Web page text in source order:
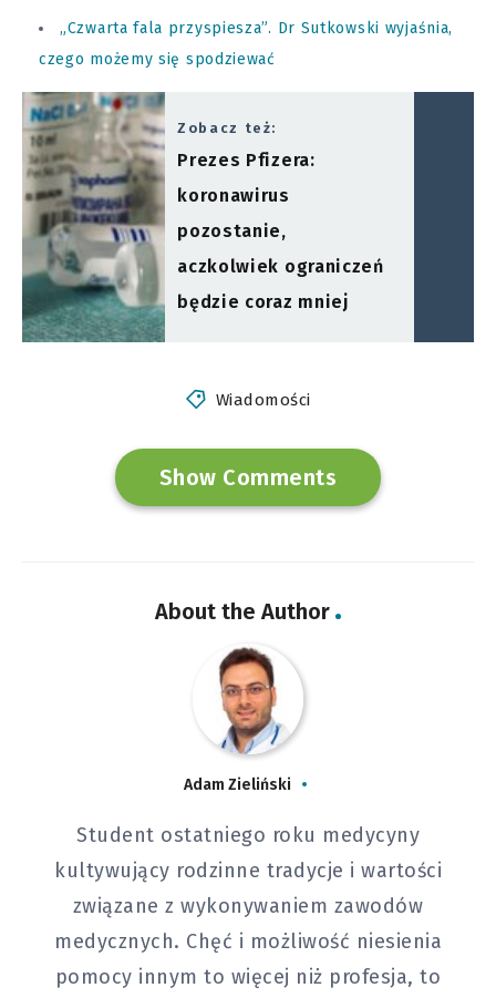
„Czwarta fala przyspiesza”. Dr Sutkowski wyjaśnia,
czego możemy się spodziewać
Zobacz też:
Prezes Pfizera:
koronawirus
pozostanie,
aczkolwiek ograniczeń
będzie coraz mniej
Wiadomości
Show Comments
About the Author
Adam Zieliński
Student ostatniego roku medycyny
kultywujący rodzinne tradycje i wartości
związane z wykonywaniem zawodów
medycznych. Chęć i możliwość niesienia
pomocy innym to więcej niż profesja, to